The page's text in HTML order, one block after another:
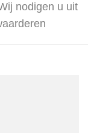
nodigen u uit